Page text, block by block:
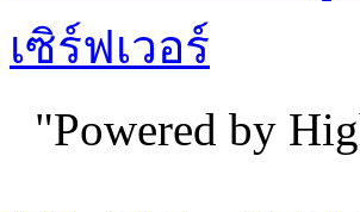
เซิร์ฟเวอร์
"Powered by